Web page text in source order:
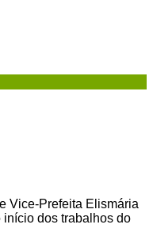
Vice-Prefeita Elismária
dos trabalhos do